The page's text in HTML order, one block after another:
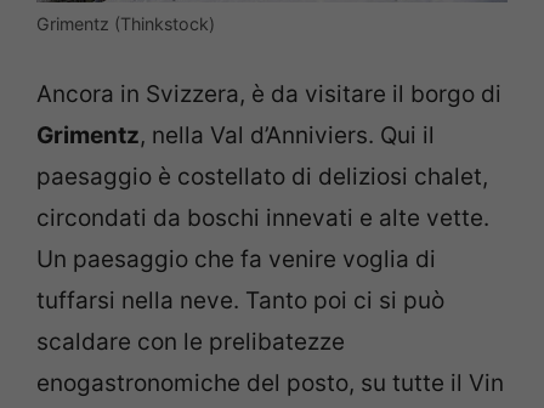
Grimentz (Thinkstock)
Ancora in Svizzera, è da visitare il borgo di
Grimentz, nella Val d’Anniviers. Qui il
paesaggio è costellato di deliziosi chalet,
circondati da boschi innevati e alte vette.
Un paesaggio che fa venire voglia di
tuffarsi nella neve. Tanto poi ci si può
scaldare con le prelibatezze
enogastronomiche del posto, su tutte il Vin